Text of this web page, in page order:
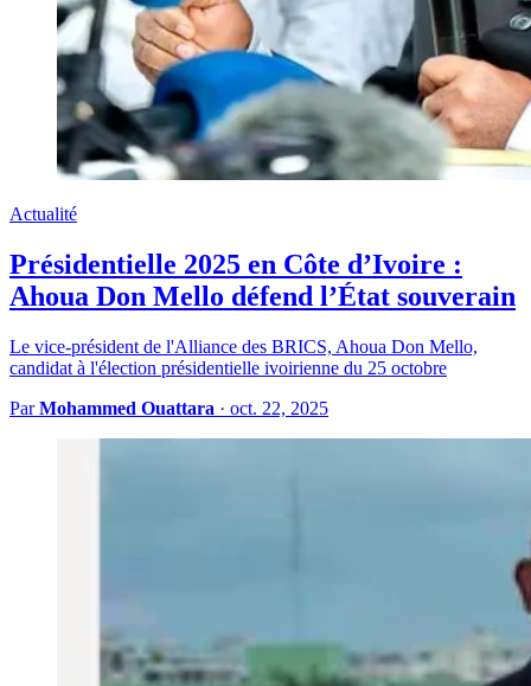
Actualité
Présidentielle 2025 en Côte d’Ivoire :
Ahoua Don Mello défend l’État souverain
Le vice-président de l'Alliance des BRICS, Ahoua Don Mello,
candidat à l'élection présidentielle ivoirienne du 25 octobre
ParMohammed Ouattara · oct. 22, 2025